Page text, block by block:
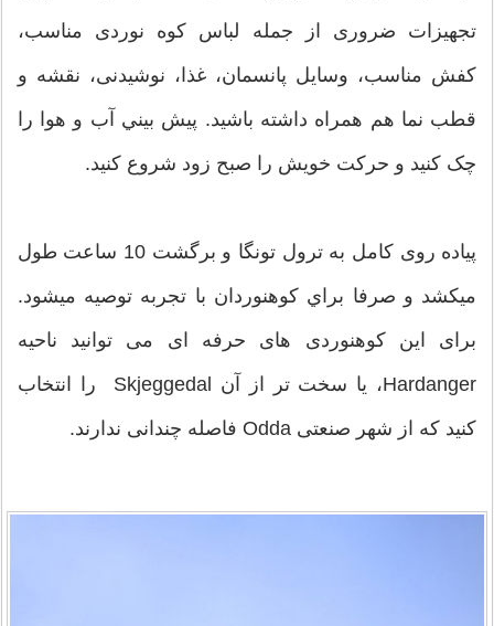
تجهيزات ضروری از جمله لباس کوه نوردی مناسب،
کفش مناسب، وسایل پانسمان، غذا، نوشیدنی، نقشه و
قطب نما هم همراه داشته باشید. پيش بيني آب و هوا را
چک کنید و حرکت خویش را صبح زود شروع کنید.
پیاده روی کامل به ترول تونگا و برگشت 10 ساعت طول
میکشد و صرفا براي کوهنوردان با تجربه توصیه ميشود.
برای این کوهنوردی های حرفه ای می توانید ناحیه
Hardanger، یا سخت تر از آن Skjeggedal را انتخاب
کنید که از شهر صنعتی Odda فاصله چندانی ندارند.